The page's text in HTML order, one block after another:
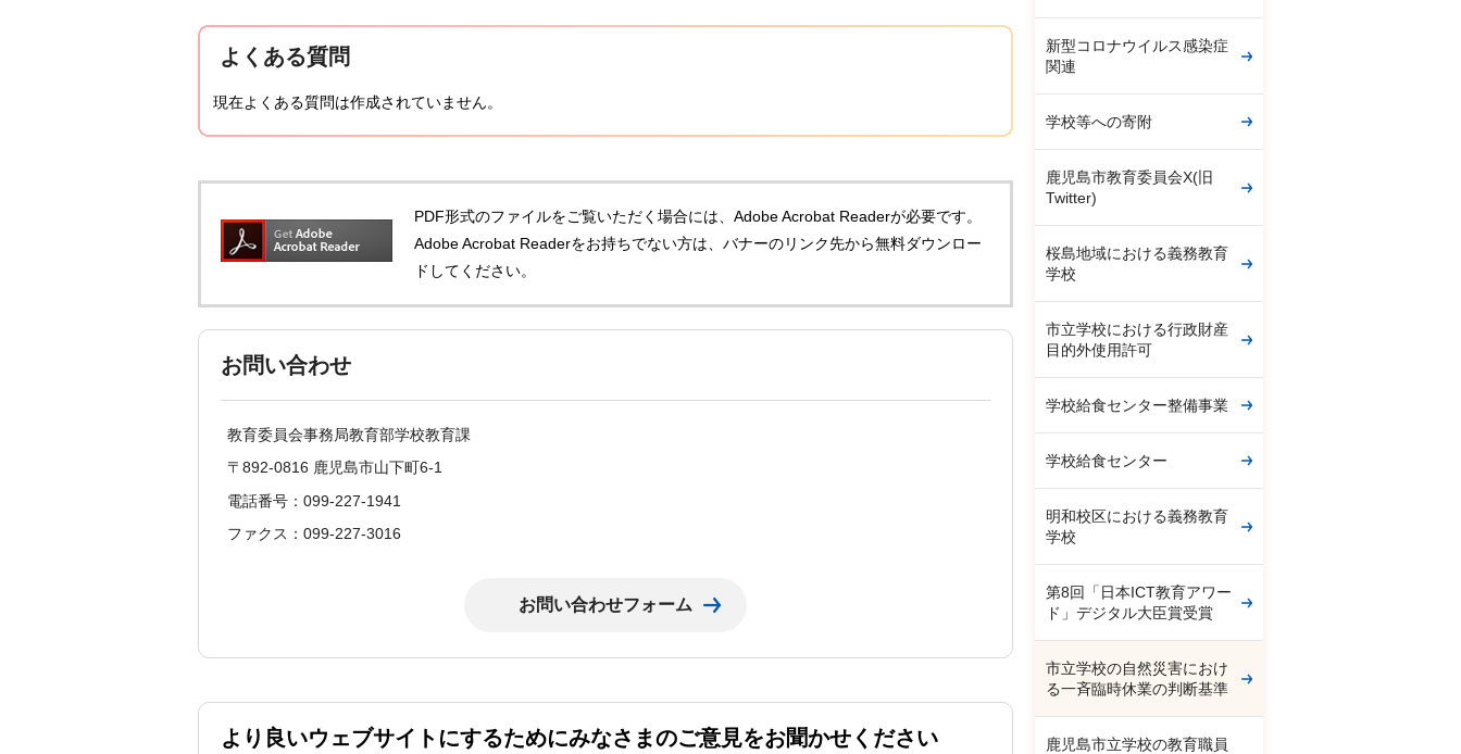
よくある質問
現在よくある質問は作成されていません。
PDF形式のファイルをご覧いただく場合には、Adobe Acrobat Readerが必要です。
Adobe Acrobat Readerをお持ちでない方は、バナーのリンク先から無料ダウンロー
ドしてください。
お問い合わせ
教育委員会事務局教育部学校教育課
〒892-0816 鹿児島市山下町6-1
電話番号：099-227-1941
ファクス：099-227-3016
より良いウェブサイトにするためにみなさまのご意見をお聞かせください
新型コロナウイルス感染症
関連
学校等への寄附
鹿児島市教育委員会X(旧
Twitter)
桜島地域における義務教育
学校
市立学校における行政財産
目的外使用許可
学校給食センター整備事業
学校給食センター
明和校区における義務教育
学校
第8回「日本ICT教育アワー
ド」デジタル大臣賞受賞
市立学校の自然災害におけ
る一斉臨時休業の判断基準
鹿児島市立学校の教育職員